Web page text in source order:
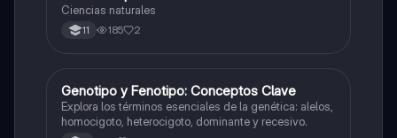
Ciencias naturales
11 185 2
GBiologia
Genotipo y Fenotipo: Conceptos Clave
Explora los términos esenciales de la genética: alelos,
homocigoto, heterocigoto, dominante y recesivo.